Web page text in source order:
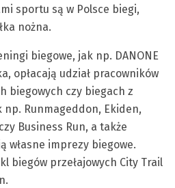
sportu są w Polsce biegi,
nożna.
biegowe, jak np. DANONE
opłacają udział pracowników
biegowych czy biegach z
Runmageddon, Ekiden,
Business Run, a także
własne imprezy biegowe.
biegów przełajowych City Trail